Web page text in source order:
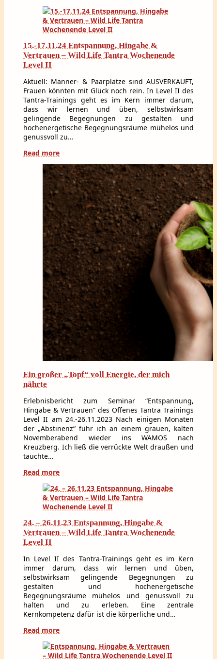
15.-17.11.24 Entspannung, Hingabe &
Vertrauen – Wild Life Tantra Wochenende
Level II
Aktuell: Männer- & Paarplätze sind AUSVERKAUFT,
Frauen könnten mit Glück noch rein. In Level II des
Tantra-Trainings geht es im Kern immer darum,
dass wir lernen und üben, selbstwirksam
gelingende Begegnungen zu gestalten und
hochenergetische Begegnungsräume mühelos und
genussvoll zu…
Read more
Ein großer „Topf“ voll Energie, der mich
nährte
Erlebnisbericht zum Seminar “Entspannung,
Hingabe & Vertrauen” des Offenes Tantra Trainings
Level II am 24.-26.11.2023 Nach einigen Monaten
der „Abstinenz“ fuhr ich an einem grauen, kalten
Novemberabend wieder ins WAMOS nach
Kreuzberg. Ich ließ die verrückte Welt draußen und
tauchte…
Read more
24. – 26.11.23 Entspannung, Hingabe &
Vertrauen – Wild Life Tantra Wochenende
Level II
In Level II des Tantra-Trainings geht es im Kern
immer darum, dass wir lernen und üben,
selbstwirksam gelingende Begegnungen zu
gestalten und hochenergetische
Begegnungsräume mühelos und genussvoll zu
halten und zu erleben. Eine zentrale
Kernkompetenz dafür ist die körperliche und…
Read more